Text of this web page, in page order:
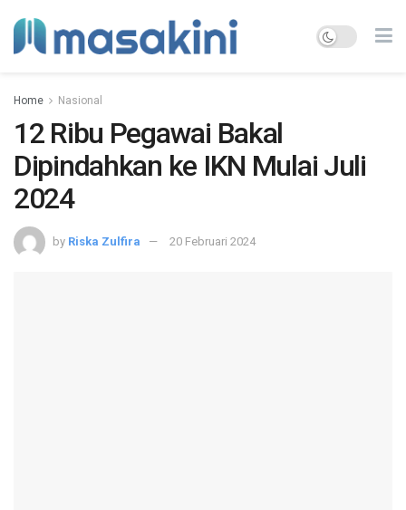
Home Nasional
12 Ribu Pegawai Bakal
Dipindahkan ke IKN Mulai Juli
2024
by Riska Zulfira 20 Februari 2024